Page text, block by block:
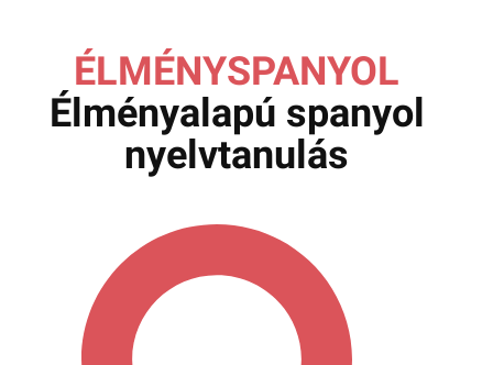
ÉLMÉNYSPANYOL
Élményalapú spanyol
nyelvtanulás